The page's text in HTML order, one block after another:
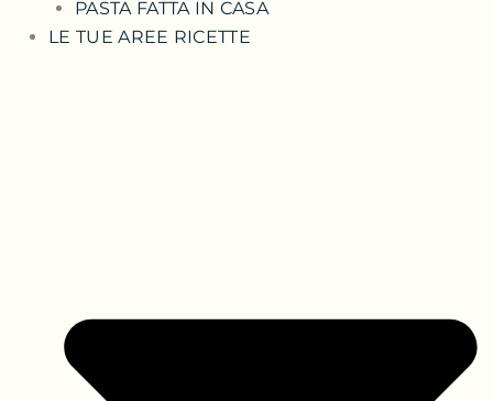
PASTA FATTA IN CASA
LE TUE AREE RICETTE